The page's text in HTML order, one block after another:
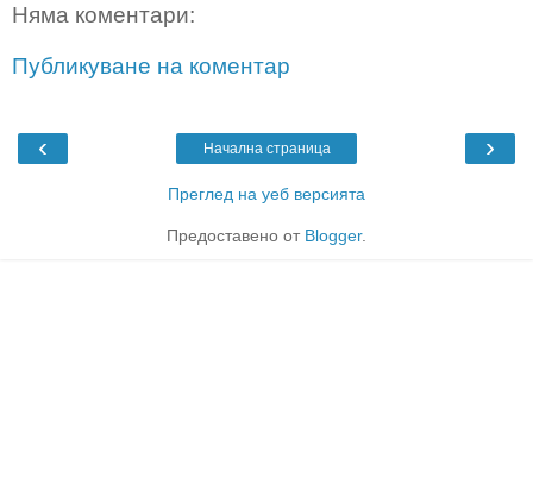
Няма коментари:
Публикуване на коментар
‹ ›
Начална страница
Преглед на уеб версията
Предоставено от Blogger.